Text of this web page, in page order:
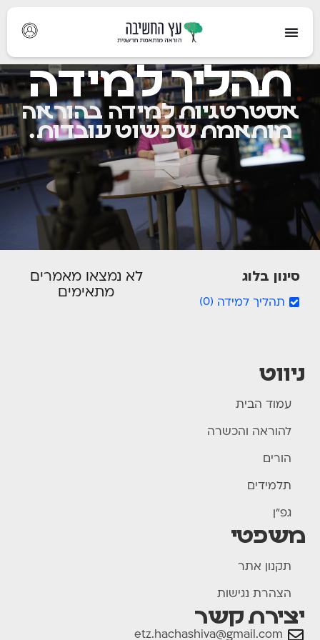
תהליך למידה
אסטרטגיות למידה בהוראה
מותאמת שפשוט עובדות.
סינון בלוג
תהליך למידה (
0
)
לא נמצאו מאמרים
מתאימים
ניווט
עמוד הבית
להוראה והכשרה
הורים
תלמידים
גפ"ן
משפטי
תקנון אתר
הצהרת נגישות
יצירת קשר
etz.hachashiva@gmail.com